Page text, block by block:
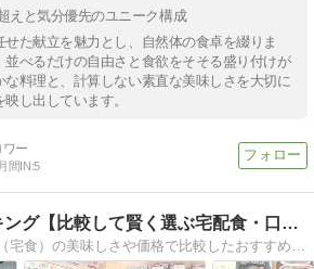
えと気分優先のユニーク構成
た献立を魅力とし、自然体の食卓を綴りま
べるだけの自由さと食欲をそそる盛り付けが
料理と、計算しない素直な美味しさを大切に
し出しています。
月間IN:5
宅配食事ランキング【比較して賢く選ぶ宅配食・口コミ】
宅配食事サービス（宅食）の美味しさや価格で比較したおすすめ食事宅配ランキングをご紹介！